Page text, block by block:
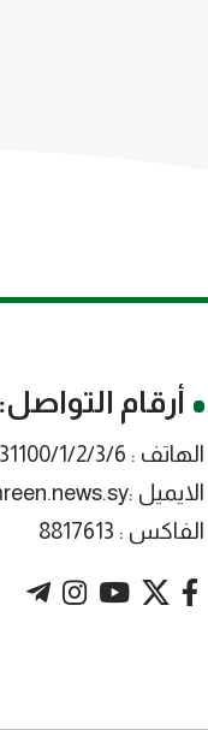
أرقام التواصل:
الهاتف : 2131100/1/2/3/6 -011
الايميل :admin@tishreen.news.sy
الفاكس : 8817613